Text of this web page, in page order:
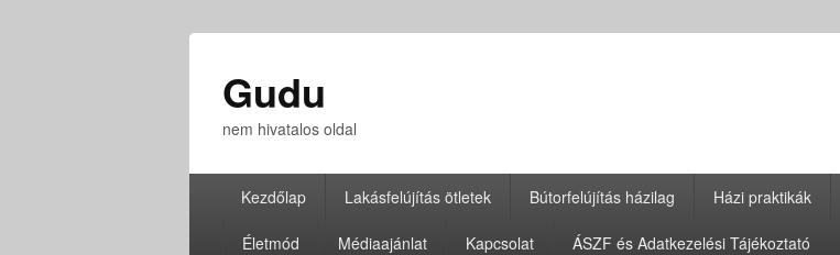
Gudu
nem hivatalos oldal
Kezdőlap Lakásfelújítás ötletek Bútorfelújítás házilag Házi praktikák
Életmód Médiaajánlat Kapcsolat ÁSZF és Adatkezelési Tájékoztató